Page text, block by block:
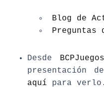
Blog de
Preguntas
Desde BCPJuegos
presentación
aquí para verlo.